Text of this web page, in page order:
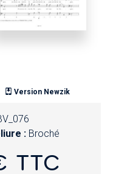
Version Newzik
: Broché
TTC